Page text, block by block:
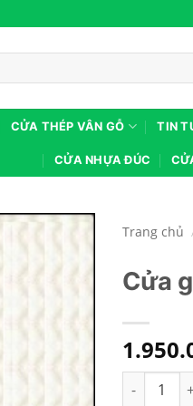
CỬA THÉP VÂN GỖ TIN
CỬA NHỰA ĐÚC
Trang chủ
Cửa
Cửa gỗ